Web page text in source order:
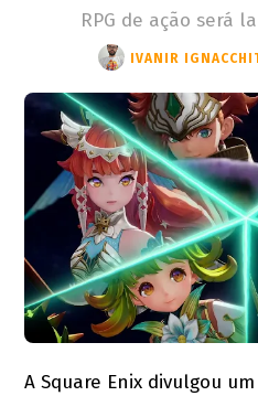
RPG de ação será
IVANIR
A Square Enix divulgou